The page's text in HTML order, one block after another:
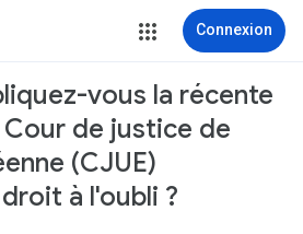
Connexion
vous la récente
de justice de
(CJUE)
à l'oubli ?